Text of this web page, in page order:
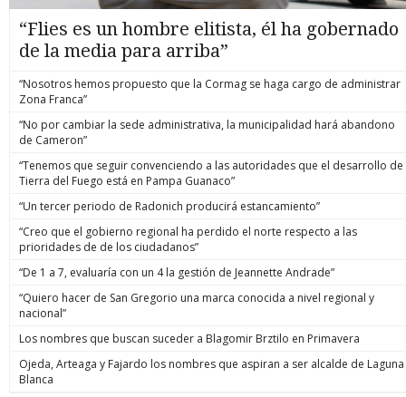
“Flies es un hombre elitista, él ha gobernado
de la media para arriba”
“Nosotros hemos propuesto que la Cormag se haga cargo de administrar
Zona Franca”
“No por cambiar la sede administrativa, la municipalidad hará abandono
de Cameron”
“Tenemos que seguir convenciendo a las autoridades que el desarrollo de
Tierra del Fuego está en Pampa Guanaco”
“Un tercer periodo de Radonich producirá estancamiento”
“Creo que el gobierno regional ha perdido el norte respecto a las
prioridades de de los ciudadanos”
“De 1 a 7, evaluaría con un 4 la gestión de Jeannette Andrade”
“Quiero hacer de San Gregorio una marca conocida a nivel regional y
nacional”
Los nombres que buscan suceder a Blagomir Brztilo en Primavera
Ojeda, Arteaga y Fajardo los nombres que aspiran a ser alcalde de Laguna
Blanca